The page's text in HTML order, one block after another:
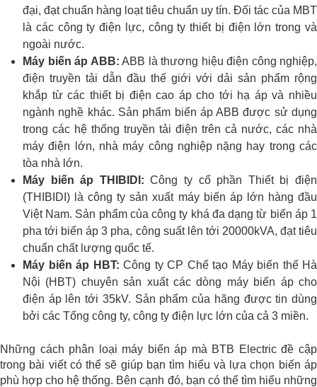
đại, đạt chuẩn hàng loạt tiêu chuẩn uy tín. Đối tác của MBT
là các công ty điện lực, công ty thiết bị điện lớn trong và
ngoài nước.
Máy biến áp ABB: ABB là thương hiệu điện công nghiệp,
điện truyền tải dẫn đầu thế giới với dải sản phẩm rộng
khắp từ các thiết bị điện cao áp cho tới hạ áp và nhiều
ngành nghề khác. Sản phẩm biến áp ABB được sử dụng
trong các hệ thống truyền tải điện trên cả nước, các nhà
máy điện lớn, nhà máy công nghiệp nặng hay trong các
tòa nhà lớn.
Máy biến áp THIBIDI:Công ty cổ phần Thiết bị điện
(THIBIDI) là công ty sản xuất máy biến áp lớn hàng đầu
Việt Nam. Sản phẩm của công ty khá đa dạng từ biến áp 1
pha tới biến áp 3 pha, công suất lên tới 20000kVA, đạt tiêu
chuẩn chất lượng quốc tế.
Máy biến áp HBT: Công ty CP Chế tạo Máy biến thế Hà
Nội (HBT) chuyên sản xuất các dòng máy biến áp cho
điện áp lên tới 35kV. Sản phẩm của hãng được tin dùng
bởi các Tổng công ty, công ty điện lực lớn của cả 3 miền.
Những cách phân loại máy biến áp mà BTB Electric đề cập
trong bài viết có thể sẽ giúp bạn tìm hiểu và lựa chọn biến áp
phù hợp cho hệ thống. Bên cạnh đó, bạn có thể tìm hiểu những